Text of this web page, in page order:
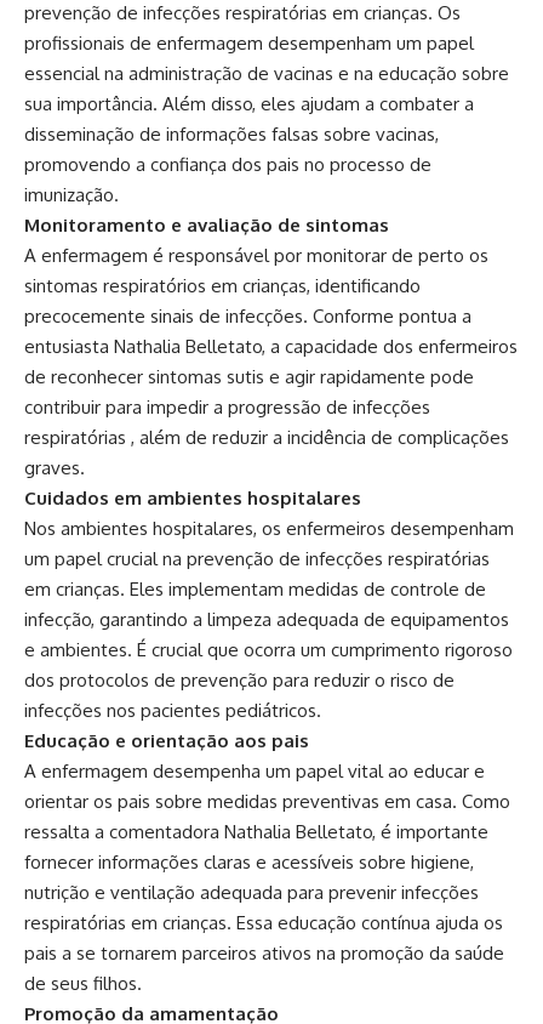
prevenção de infecções respiratórias em crianças. Os
profissionais de enfermagem desempenham um papel
essencial na administração de vacinas e na educação sobre
sua importância. Além disso, eles ajudam a combater a
disseminação de informações falsas sobre vacinas,
promovendo a confiança dos pais no processo de
imunização.
Monitoramento e avaliação de sintomas
A enfermagem é responsável por monitorar de perto os
sintomas respiratórios em crianças, identificando
precocemente sinais de infecções. Conforme pontua a
entusiasta Nathalia Belletato, a capacidade dos enfermeiros
de reconhecer sintomas sutis e agir rapidamente pode
contribuir para impedir a progressão de infecções
respiratórias , além de reduzir a incidência de complicações
graves.
Cuidados em ambientes hospitalares
Nos ambientes hospitalares, os enfermeiros desempenham
um papel crucial na prevenção de infecções respiratórias
em crianças. Eles implementam medidas de controle de
infecção, garantindo a limpeza adequada de equipamentos
e ambientes. É crucial que ocorra um cumprimento rigoroso
dos protocolos de prevenção para reduzir o risco de
infecções nos pacientes pediátricos.
Educação e orientação aos pais
A enfermagem desempenha um papel vital ao educar e
orientar os pais sobre medidas preventivas em casa. Como
ressalta a comentadora Nathalia Belletato, é importante
fornecer informações claras e acessíveis sobre higiene,
nutrição e ventilação adequada para prevenir infecções
respiratórias em crianças. Essa educação contínua ajuda os
pais a se tornarem parceiros ativos na promoção da saúde
de seus filhos.
Promoção da amamentação